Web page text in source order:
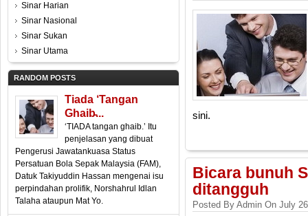
Sinar Harian
Sinar Nasional
Sinar Sukan
Sinar Utama
RANDOM POSTS
Tiada ‘tangan
Ghaib̵...
‘TIADA tangan ghaib.’ Itu
penjelasan yang dibuat
Pengerusi Jawatankuasa Status
Persatuan Bola Sepak Malaysia (FAM),
Datuk Takiyuddin Hassan mengenai isu
perpindahan prolifik, Norshahrul Idlan
Talaha ataupun Mat Yo.
sini.
Bicara bunuh
ditangguh
Posted By Admin On July